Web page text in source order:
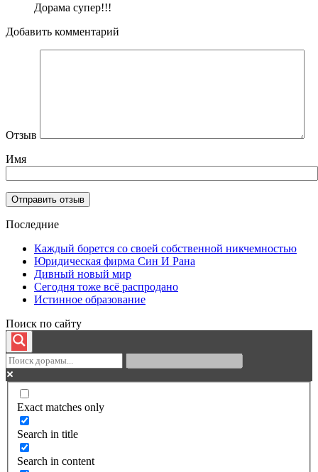
Дорама супер!!!
Добавить комментарий
Отзыв
Имя
Последние
Каждый борется со своей собственной никчемностью
Юридическая фирма Син И Рана
Дивный новый мир
Сегодня тоже всё распродано
Истинное образование
Поиск по сайту
Exact matches only
Search in title
Search in content